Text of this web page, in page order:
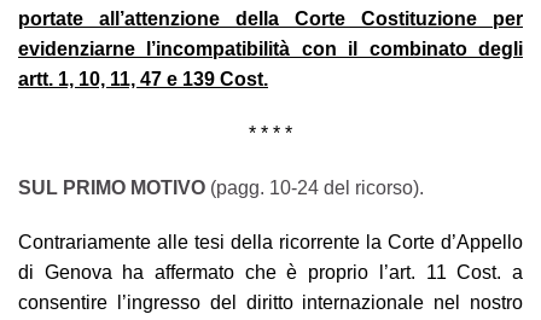
portate all’attenzione della Corte Costituzione per
evidenziarne l’incompatibilità con il combinato degli
artt. 1, 10, 11, 47 e 139 Cost.
* * * *
SUL PRIMO MOTIVO (pagg. 10-24 del ricorso).
Contrariamente alle tesi della ricorrente la Corte d’Appello
di Genova ha affermato che è proprio l’art. 11 Cost. a
consentire l’ingresso del diritto internazionale nel nostro